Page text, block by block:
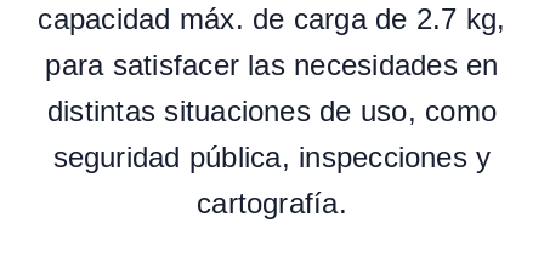
capacidad máx. de carga de 2.7 kg,
para satisfacer las necesidades en
distintas situaciones de uso, como
seguridad pública, inspecciones y
cartografía.